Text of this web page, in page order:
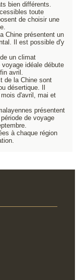
bien différents.
toute
de choisir une
Chine présentent un
Il est possible d'y
un climat
idéale débute
avril.
de la Chine sont
désertique. Il
d'avril, mai et
présentent
de voyage
à chaque région